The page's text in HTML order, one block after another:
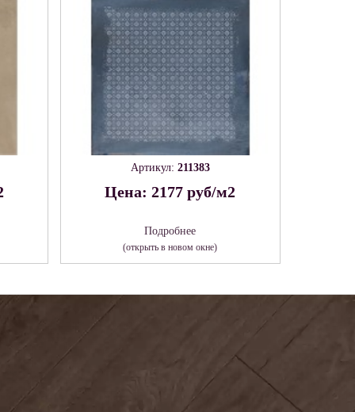
Артикул: 211383
Цена: 2177 руб/м2
Подробнее
(открыть в новом окне)